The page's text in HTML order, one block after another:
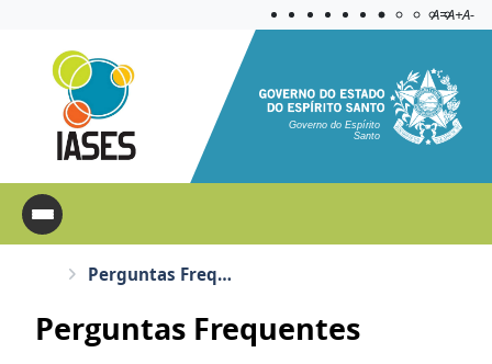
Aplicar
A=A+A-
Governo do Espírito
Santo
Perguntas Frequentes
Perguntas Frequentes